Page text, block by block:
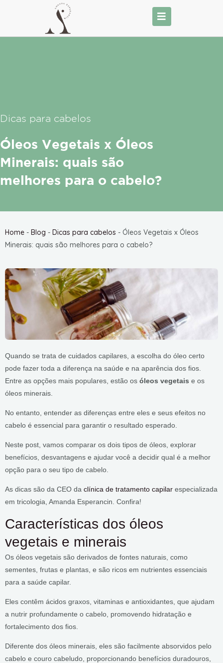
Dicas para cabelos
Óleos Vegetais x Óleos
Minerais: quais são
melhores para o cabelo?
Home - Blog - Dicas para cabelos - Óleos Vegetais x Óleos
Minerais: quais são melhores para o cabelo?
Quando se trata de cuidados capilares, a escolha do óleo certo
pode fazer toda a diferença na saúde e na aparência dos fios.
Entre as opções mais populares, estão os óleos vegetais e os
óleos minerais.
No entanto, entender as diferenças entre eles e seus efeitos no
cabelo é essencial para garantir o resultado esperado.
Neste post, vamos comparar os dois tipos de óleos, explorar
benefícios, desvantagens e ajudar você a decidir qual é a melhor
opção para o seu tipo de cabelo.
As dicas são da CEO da clínica de tratamento capilar especializada
em tricologia, Amanda Esperancin. Confira!
Características dos óleos
vegetais e minerais
Os óleos vegetais são derivados de fontes naturais, como
sementes, frutas e plantas, e são ricos em nutrientes essenciais
para a saúde capilar.
Eles contêm ácidos graxos, vitaminas e antioxidantes, que ajudam
a nutrir profundamente o cabelo, promovendo hidratação e
fortalecimento dos fios.
Diferente dos óleos minerais, eles são facilmente absorvidos pelo
cabelo e couro cabeludo, proporcionando benefícios duradouros,